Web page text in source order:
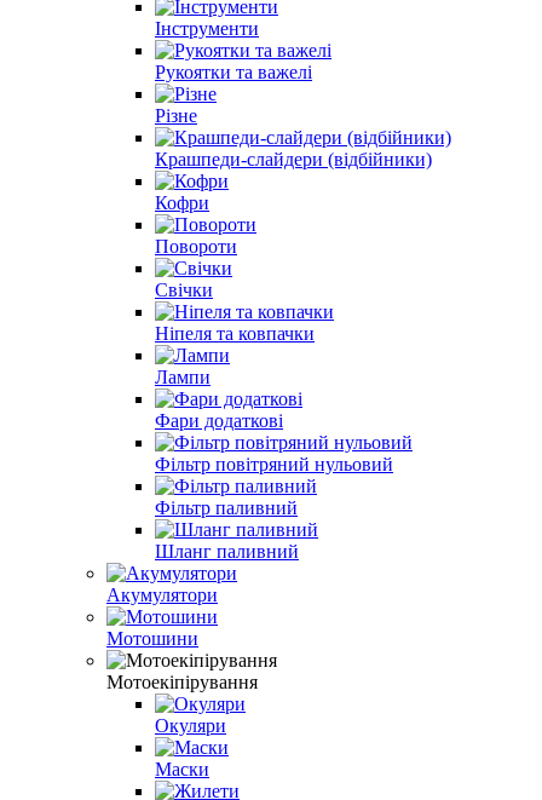
Інструменти
Рукоятки та важелі
Різне
Крашпеди-слайдери (відбійники)
Кофри
Повороти
Свічки
Ніпеля та ковпачки
Лампи
Фари додаткові
Фільтр повітряний нульовий
Фільтр паливний
Шланг паливний
Акумулятори
Мотошини
Мотоекіпірування
Окуляри
Маски